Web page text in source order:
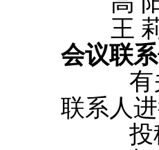
王 莉
会议联
有关
联系人
投稿